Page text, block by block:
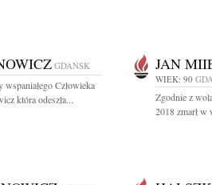
GDAŃSK
wspaniałego Człowieka
która odeszła...
JAN
WIEK: 90
Zgodnie z
2018 zmarł w